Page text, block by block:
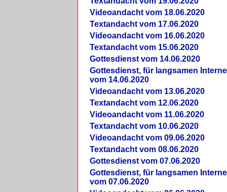
Videoandacht vom 18.06.2020
Textandacht vom 17.06.2020
Videoandacht vom 16.06.2020
Textandacht vom 15.06.2020
Gottesdienst vom 14.06.2020
Gottesdienst, für langsamen
vom 14.06.2020
Videoandacht vom 13.06.2020
Textandacht vom 12.06.2020
Videoandacht vom 11.06.2020
Textandacht vom 10.06.2020
Videoandacht vom 09.06.2020
Textandacht vom 08.06.2020
Gottesdienst vom 07.06.2020
Gottesdienst, für langsamen
vom 07.06.2020